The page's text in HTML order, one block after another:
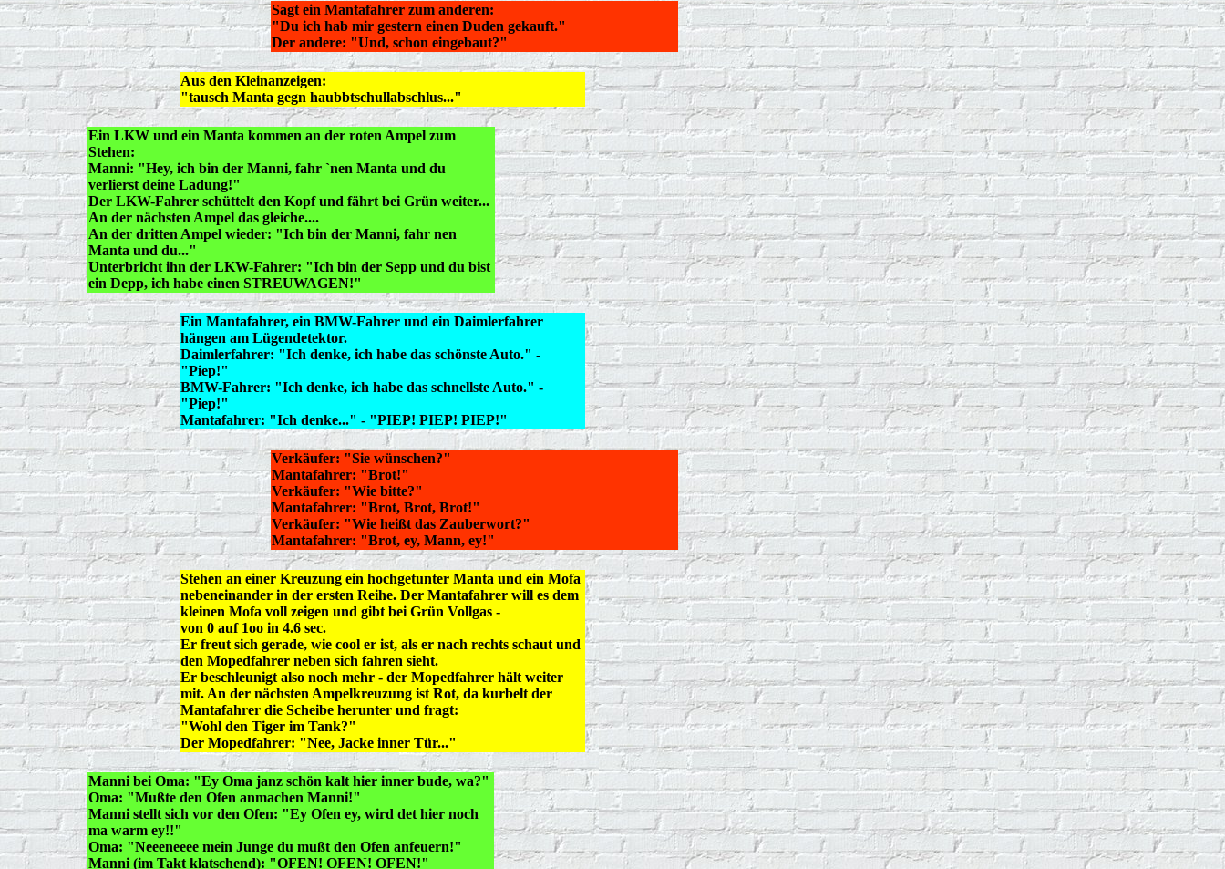
Sagt ein Mantafahrer zum anderen:
"Du ich hab mir gestern einen Duden gekauft."
Der andere: "Und, schon eingebaut?"
Aus den Kleinanzeigen:
"tausch Manta gegn haubbtschullabschlus..."
Ein LKW und ein Manta kommen an der roten Ampel zum
Stehen:
Manni: "Hey, ich bin der Manni, fahr `nen Manta und du
verlierst deine Ladung!"
Der LKW-Fahrer schüttelt den Kopf und fährt bei Grün weiter...
An der nächsten Ampel das gleiche....
An der dritten Ampel wieder: "Ich bin der Manni, fahr nen
Manta und du..."
Unterbricht ihn der LKW-Fahrer: "Ich bin der Sepp und du bist
ein Depp, ich habe einen STREUWAGEN!"
Ein Mantafahrer, ein BMW-Fahrer und ein Daimlerfahrer
hängen am Lügendetektor.
Daimlerfahrer: "Ich denke, ich habe das schönste Auto." -
"Piep!"
BMW-Fahrer: "Ich denke, ich habe das schnellste Auto." -
"Piep!"
Mantafahrer: "Ich denke..." - "PIEP! PIEP! PIEP!"
Verkäufer: "Sie wünschen?"
Mantafahrer: "Brot!"
Verkäufer: "Wie bitte?"
Mantafahrer: "Brot, Brot, Brot!"
Verkäufer: "Wie heißt das Zauberwort?"
Mantafahrer: "Brot, ey, Mann, ey!"
Stehen an einer Kreuzung ein hochgetunter Manta und ein Mofa
nebeneinander in der ersten Reihe. Der Mantafahrer will es dem
kleinen Mofa voll zeigen und gibt bei Grün Vollgas -
von 0 auf 1oo in 4.6 sec.
Er freut sich gerade, wie cool er ist, als er nach rechts schaut und
den Mopedfahrer neben sich fahren sieht.
Er beschleunigt also noch mehr - der Mopedfahrer hält weiter
mit. An der nächsten Ampelkreuzung ist Rot, da kurbelt der
Mantafahrer die Scheibe herunter und fragt:
"Wohl den Tiger im Tank?"
Der Mopedfahrer: "Nee, Jacke inner Tür..."
Manni bei Oma: "Ey Oma janz schön kalt hier inner bude, wa?"
Oma: "Mußte den Ofen anmachen Manni!"
Manni stellt sich vor den Ofen: "Ey Ofen ey, wird det hier noch
ma warm ey!!"
Oma: "Neeeneeee mein Junge du mußt den Ofen anfeuern!"
Manni (im Takt klatschend): "OFEN! OFEN! OFEN!"